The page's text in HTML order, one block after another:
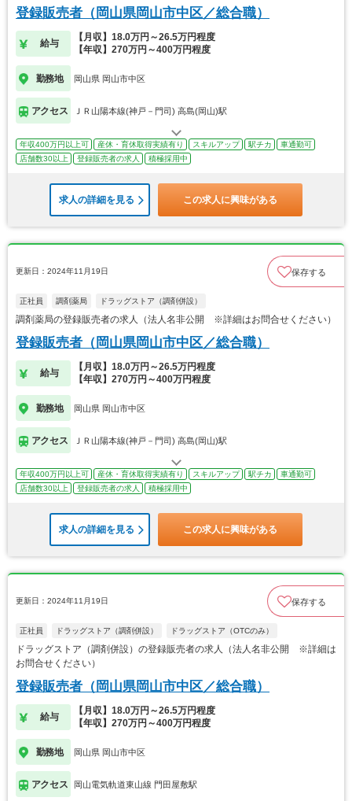
登録販売者（岡山県岡山市中区／総合職）
給与
【月収】18.0万円～26.5万円程度
【年収】270万円～400万円程度
勤務地 岡山県 岡山市中区
アクセス ＪＲ山陽本線(神戸－門司) 高島(岡山)駅
年収400万円以上可 産休・育休取得実績有り スキルアップ 駅チカ
車通勤可
店舗数30以上
登録販売者の求人 積極採用中
求人の詳細を見る この求人に興味がある
更新日：2024年11月19日 保存する
正社員 調剤薬局 ドラッグストア（調剤併設）
調剤薬局の登録販売者の求人（法人名非公開 ※詳細はお問合せください）
登録販売者（岡山県岡山市中区／総合職）
給与
【月収】18.0万円～26.5万円程度
【年収】270万円～400万円程度
勤務地 岡山県 岡山市中区
アクセス ＪＲ山陽本線(神戸－門司) 高島(岡山)駅
年収400万円以上可 産休・育休取得実績有り スキルアップ 駅チカ
車通勤可
店舗数30以上
登録販売者の求人 積極採用中
求人の詳細を見る この求人に興味がある
更新日：2024年11月19日 保存する
正社員 ドラッグストア（調剤併設） ドラッグストア（OTCのみ）
ドラッグストア（調剤併設）の登録販売者の求人（法人名非公開 ※詳細は
お問合せください）
登録販売者（岡山県岡山市中区／総合職）
給与
【月収】18.0万円～26.5万円程度
【年収】270万円～400万円程度
勤務地 岡山県 岡山市中区
アクセス 岡山電気軌道東山線 門田屋敷駅